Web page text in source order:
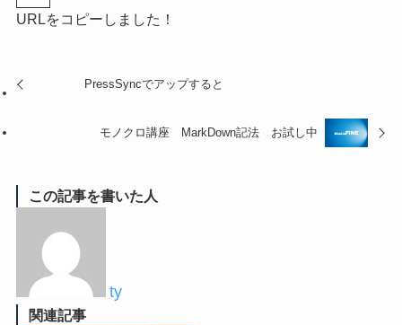
URLをコピーしました！
PressSyncでアップすると
モノクロ講座 MarkDown記法 お試し中
この記事を書いた人
ty
関連記事